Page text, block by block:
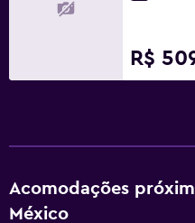
R$
Acomodações
México